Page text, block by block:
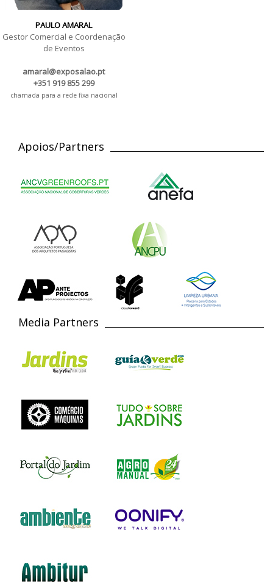
PAULO AMARAL
Gestor Comercial e Coordenação
de Eventos
amaral@exposalao.pt
+351 919 855 299
chamada para a rede fixa nacional
Apoios/Partners
Media Partners